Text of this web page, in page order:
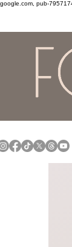
google.com, pub-